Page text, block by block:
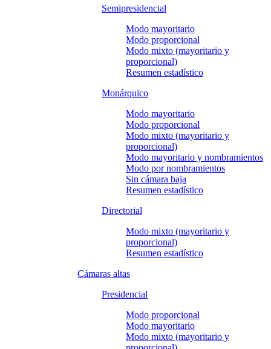
Semipresidencial
Modo mayoritario
Modo proporcional
Modo mixto (mayoritario y
proporcional)
Resumen estadístico
Monárquico
Modo mayoritario
Modo proporcional
Modo mixto (mayoritario y
proporcional)
Modo mayoritario y nombramientos
Modo por nombramientos
Sin cámara baja
Resumen estadístico
Directorial
Modo mixto (mayoritario y
proporcional)
Resumen estadístico
Cámaras altas
Presidencial
Modo proporcional
Modo mayoritario
Modo mixto (mayoritario y